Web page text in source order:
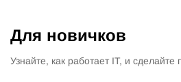
Для новичков
Узнайте, как работает IT, и